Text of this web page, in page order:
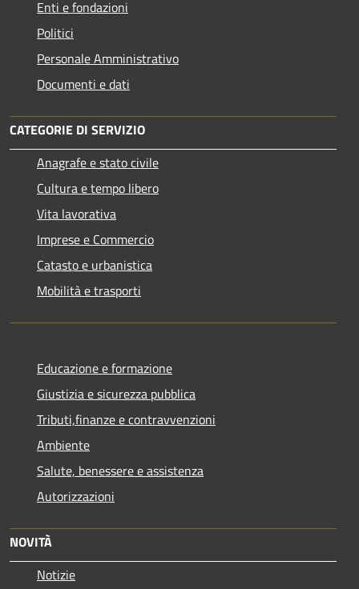
Enti e fondazioni
Politici
Personale Amministrativo
Documenti e dati
CATEGORIE DI SERVIZIO
Anagrafe e stato civile
Cultura e tempo libero
Vita lavorativa
Imprese e Commercio
Catasto e urbanistica
Mobilità e trasporti
Educazione e formazione
Giustizia e sicurezza pubblica
Tributi,finanze e contravvenzioni
Ambiente
Salute, benessere e assistenza
Autorizzazioni
NOVITÀ
Notizie